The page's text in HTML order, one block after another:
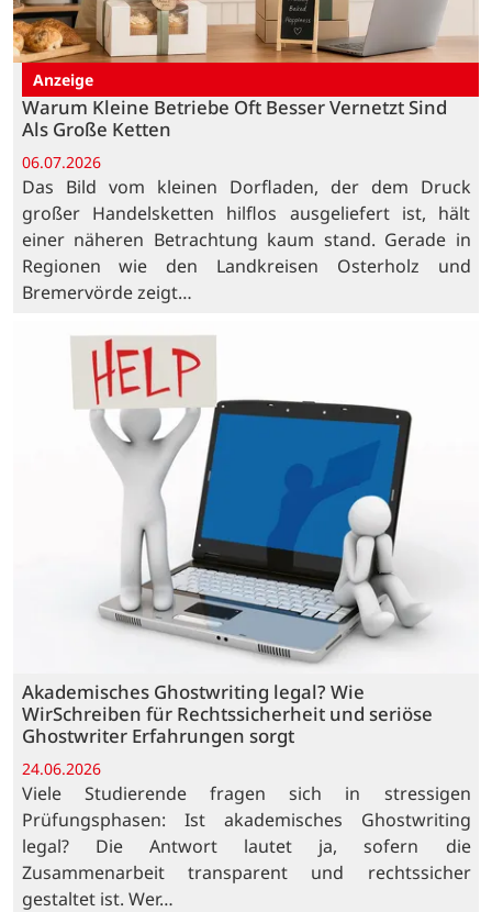
Anzeige
Warum Kleine Betriebe Oft Besser Vernetzt Sind
Als Große Ketten
06.07.2026
Das Bild vom kleinen Dorfladen, der dem Druck
großer Handelsketten hilflos ausgeliefert ist, hält
einer näheren Betrachtung kaum stand. Gerade in
Regionen wie den Landkreisen Osterholz und
Bremervörde zeigt…
Akademisches Ghostwriting legal? Wie
WirSchreiben für Rechtssicherheit und seriöse
Ghostwriter Erfahrungen sorgt
24.06.2026
Viele Studierende fragen sich in stressigen
Prüfungsphasen: Ist akademisches Ghostwriting
legal? Die Antwort lautet ja, sofern die
Zusammenarbeit transparent und rechtssicher
gestaltet ist. Wer…